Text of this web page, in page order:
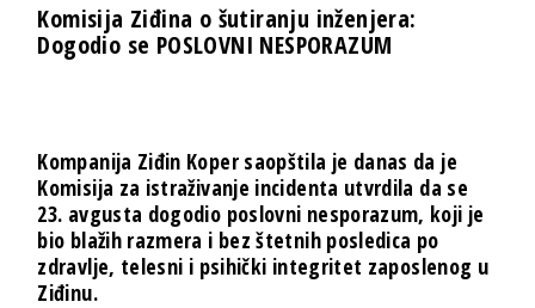
Komisija Ziđina o šutiranju inženjera:
Dogodio se POSLOVNI NESPORAZUM
Kompanija Ziđin Koper saopštila je danas da je
Komisija za istraživanje incidenta utvrdila da se
23. avgusta dogodio poslovni nesporazum, koji je
bio blažih razmera i bez štetnih posledica po
zdravlje, telesni i psihički integritet zaposlenog u
Ziđinu.